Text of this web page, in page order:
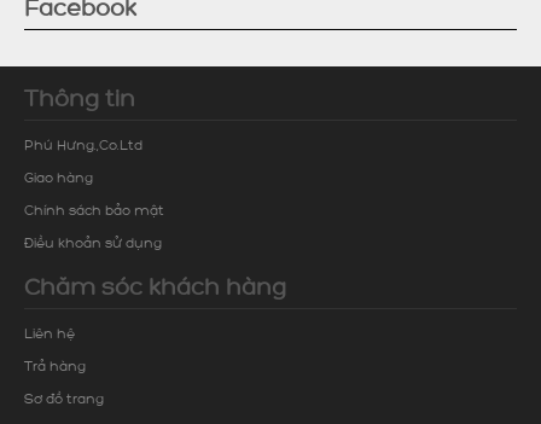
Facebook
Thông tin
Phú Hưng.,Co.Ltd
Giao hàng
Chính sách bảo mật
Điều khoản sử dụng
Chăm sóc khách hàng
Liên hệ
Trả hàng
Sơ đồ trang